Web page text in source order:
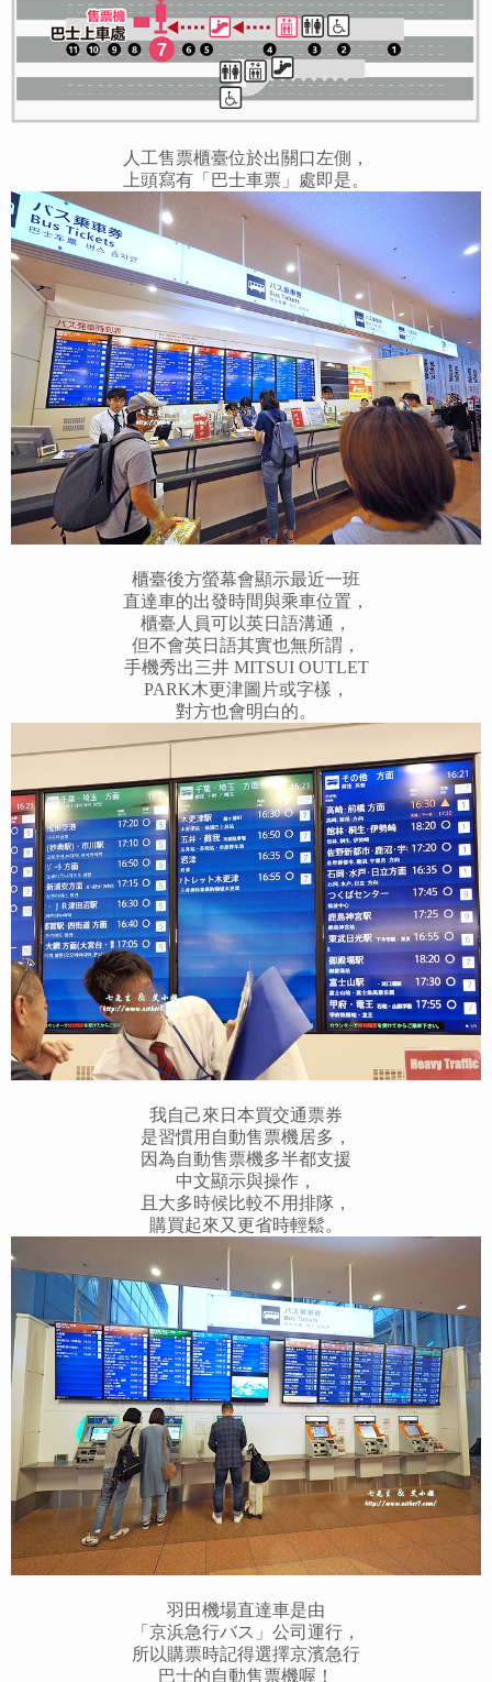
人工售票櫃臺位於出關口左側，
上頭寫有「巴士車票」處即是。
櫃臺後方螢幕會顯示最近一班
直達車的出發時間與乘車位置，
櫃臺人員可以英日語溝通，
但不會英日語其實也無所謂，
手機秀出三井 MITSUI OUTLET
PARK木更津圖片或字樣，
對方也會明白的。
我自己來日本買交通票券
是習慣用自動售票機居多，
因為自動售票機多半都支援
中文顯示與操作，
且大多時候比較不用排隊，
購買起來又更省時輕鬆。
羽田機場直達車是由
「京浜急行バス」公司運行，
所以購票時記得選擇京濱急行
巴士的自動售票機喔！